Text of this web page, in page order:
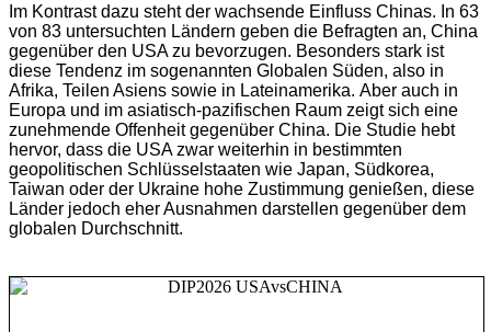
Im Kontrast dazu steht der wachsende Einfluss Chinas. In 63
von 83 untersuchten Ländern geben die Befragten an, China
gegenüber den USA zu bevorzugen. Besonders stark ist
diese Tendenz im sogenannten Globalen Süden, also in
Afrika, Teilen Asiens sowie in Lateinamerika. Aber auch in
Europa und im asiatisch-pazifischen Raum zeigt sich eine
zunehmende Offenheit gegenüber China. Die Studie hebt
hervor, dass die USA zwar weiterhin in bestimmten
geopolitischen Schlüsselstaaten wie Japan, Südkorea,
Taiwan oder der Ukraine hohe Zustimmung genießen, diese
Länder jedoch eher Ausnahmen darstellen gegenüber dem
globalen Durchschnitt.